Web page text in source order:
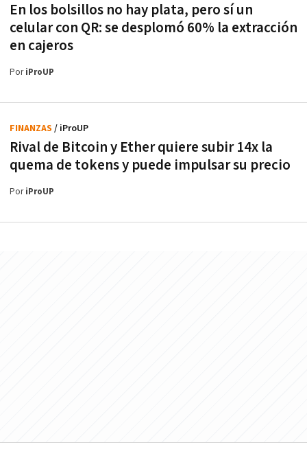
En los bolsillos no hay plata, pero sí un
celular con QR: se desplomó 60% la extracción
en cajeros
PoriProUP
Rival de Bitcoin y Ether quiere subir 14x la
quema de tokens y puede impulsar su precio
FINANZAS / iProUP
PoriProUP